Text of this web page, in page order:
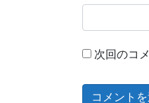
次回のコ